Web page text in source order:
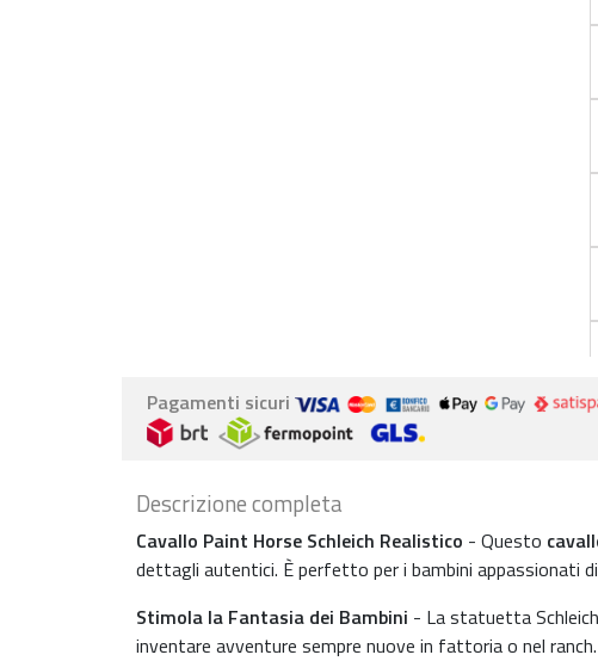
Pagamenti sicuri
Descrizione completa
Cavallo Paint Horse Schleich Realistico - Questo
dettagli autentici. È perfetto per i bambini appassionati
Stimola la Fantasia dei Bambini - La statuetta
inventare avventure sempre nuove in fattoria o nel ranch.